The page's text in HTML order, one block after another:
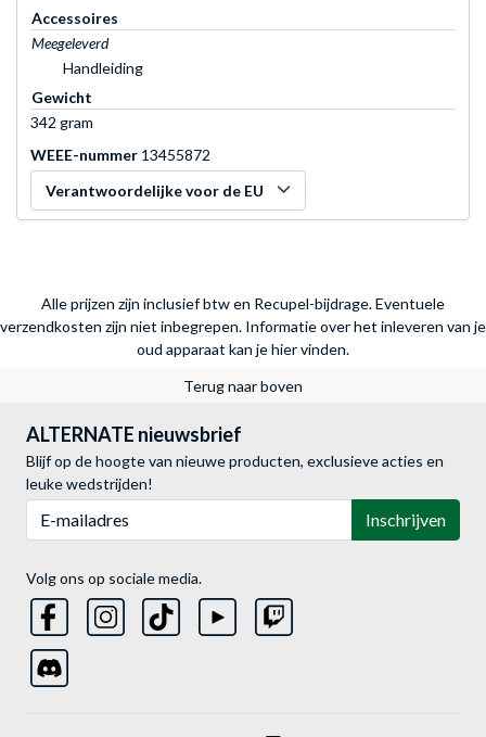
Accessoires
Meegeleverd
Handleiding
Gewicht
342 gram
WEEE-nummer 13455872
Verantwoordelijke voor de EU
Alle prijzen zijn inclusief btw en Recupel-bijdrage. Eventuele
verzendkosten zijn niet inbegrepen. Informatie over het inleveren van je
oud apparaat kan je hier vinden.
Terug naar boven
ALTERNATE nieuwsbrief
Blijf op de hoogte van nieuwe producten, exclusieve acties en
leuke wedstrijden!
Inschrijven
Volg ons op sociale media.